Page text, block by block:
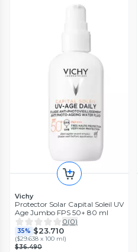
Vichy
Protector Solar Capital Soleil UV
Age Jumbo FPS 50+ 80 ml
0(0)
35% $23.710
($29.638 x 100 ml)
$36.490